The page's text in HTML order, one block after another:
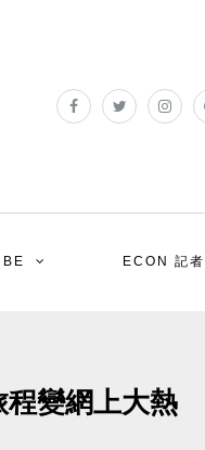
ECON 記者
變網上大熱